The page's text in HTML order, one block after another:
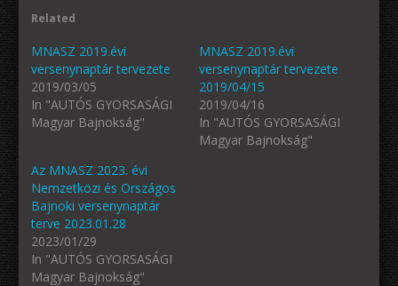
Related
MNASZ 2019.évi
versenynaptár tervezete
2019/03/05
In "AUTÓS GYORSASÁGI
Magyar Bajnokság"
MNASZ 2019.évi
versenynaptár tervezete
2019/04/15
2019/04/16
In "AUTÓS GYORSASÁGI
Magyar Bajnokság"
Az MNASZ 2023. évi
Nemzetközi és Országos
Bajnoki versenynaptár
terve 2023.01.28
2023/01/29
In "AUTÓS GYORSASÁGI
Magyar Bajnokság"